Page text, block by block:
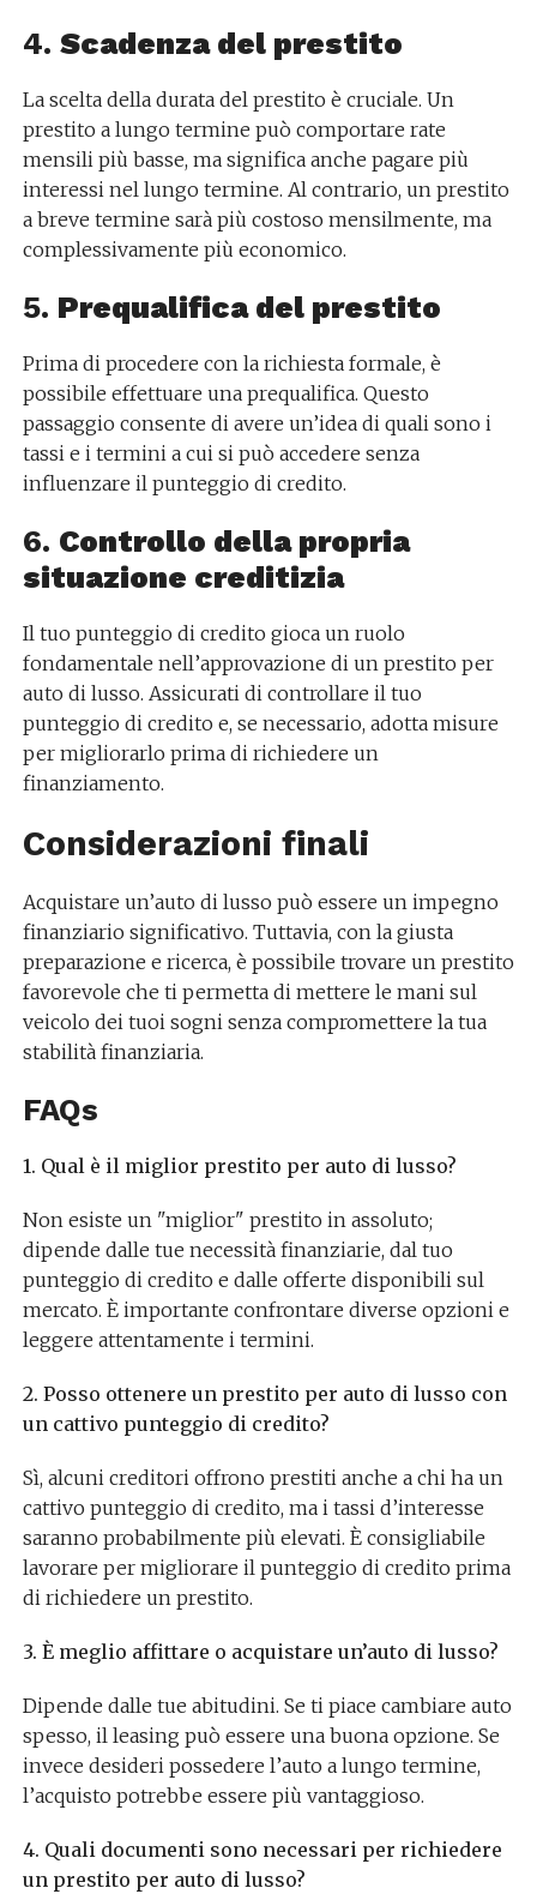
4. Scadenza del prestito
La scelta della durata del prestito è cruciale. Un
prestito a lungo termine può comportare rate
mensili più basse, ma significa anche pagare più
interessi nel lungo termine. Al contrario, un prestito
a breve termine sarà più costoso mensilmente, ma
complessivamente più economico.
5. Prequalifica del prestito
Prima di procedere con la richiesta formale, è
possibile effettuare una prequalifica. Questo
passaggio consente di avere un’idea di quali sono i
tassi e i termini a cui si può accedere senza
influenzare il punteggio di credito.
6. Controllo della propria
situazione creditizia
Il tuo punteggio di credito gioca un ruolo
fondamentale nell’approvazione di un prestito per
auto di lusso. Assicurati di controllare il tuo
punteggio di credito e, se necessario, adotta misure
per migliorarlo prima di richiedere un
finanziamento.
Considerazioni finali
Acquistare un’auto di lusso può essere un impegno
finanziario significativo. Tuttavia, con la giusta
preparazione e ricerca, è possibile trovare un prestito
favorevole che ti permetta di mettere le mani sul
veicolo dei tuoi sogni senza compromettere la tua
stabilità finanziaria.
FAQs
1. Qual è il miglior prestito per auto di lusso?
Non esiste un "miglior" prestito in assoluto;
dipende dalle tue necessità finanziarie, dal tuo
punteggio di credito e dalle offerte disponibili sul
mercato. È importante confrontare diverse opzioni e
leggere attentamente i termini.
2. Posso ottenere un prestito per auto di lusso con
un cattivo punteggio di credito?
Sì, alcuni creditori offrono prestiti anche a chi ha un
cattivo punteggio di credito, ma i tassi d’interesse
saranno probabilmente più elevati. È consigliabile
lavorare per migliorare il punteggio di credito prima
di richiedere un prestito.
3. È meglio affittare o acquistare un’auto di lusso?
Dipende dalle tue abitudini. Se ti piace cambiare auto
spesso, il leasing può essere una buona opzione. Se
invece desideri possedere l’auto a lungo termine,
l’acquisto potrebbe essere più vantaggioso.
4. Quali documenti sono necessari per richiedere
un prestito per auto di lusso?